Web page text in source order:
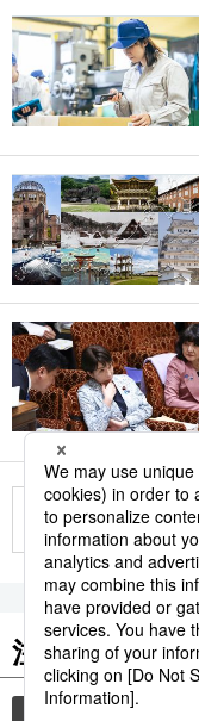
注目のキーワ
共同通信ニュース